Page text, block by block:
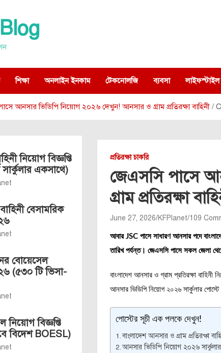
শিক্ষা অনলাইন ইনকাম টেকনোলজি ব্যবসা লাইফস্টাইল
আনসার ভিডিপি নিয়োগ ২০২৬ দেখুন! আনসার ও গ্রাম প্রতিরক্ষা বাহিনী
প্রতিরক্ষা চাকরি
জেএসসি পাসে
গ্রাম প্রতিরক্ষা
June 27, 2026 KFPlanet 109
আবার JSC পাসে সাধারণ আনসার পদে
তারিখ পর্যন্ত। জেএসসি পাসে সকল জেলা
বাংলাদেশ আনসার ও গ্রাম প্রতিরক্ষা
আনসার ভিডিপি নিয়োগ ২০২৬ সার্কুলার
পোস্টের সূচী এক পলকে দেখুন!
বাংলাদেশ আনসার ও গ্রাম প্রতিরক্ষা
আনসার ভিডিপি নিয়োগ ২০২৬
নিয়োগ বিজ্ঞপ্তি
একসাথে)
বেসামরিক
বোয়েসেল
(৫৩০ টি ভিসা-
বিজ্ঞপ্তি
বিদেশ BOESL)